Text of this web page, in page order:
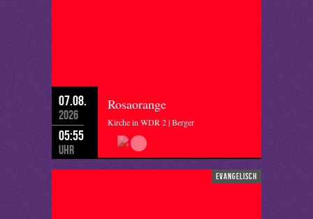
07.08.
2026
05:55
Uhr
Rosaorange
Kirche in WDR 2 | Berger
evangelisch